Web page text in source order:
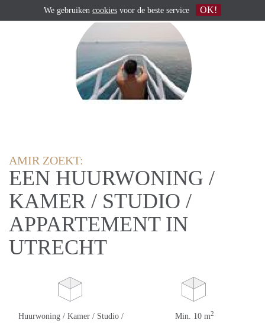
AMIR ZOEKT:
EEN HUURWONING /
KAMER / STUDIO /
APPARTEMENT IN
UTRECHT
Huurwoning / Kamer / Studio /
Min. 10 m2
We gebruiken cookies voor de beste service OK!